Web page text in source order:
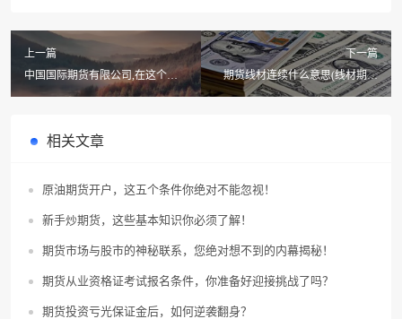
上一篇
中国国际期货有限公司,在这个单
位工作怎么样啊?
下一篇
期货线材连续什么意思(线材期货
是什么?线材期货基本概况及全方
相关文章
原油期货开户，这五个条件你绝对不能忽视！
新手炒期货，这些基本知识你必须了解！
期货市场与股市的神秘联系，您绝对想不到的内幕揭秘！
期货从业资格证考试报名条件，你准备好迎接挑战了吗？
期货投资亏光保证金后，如何逆袭翻身？